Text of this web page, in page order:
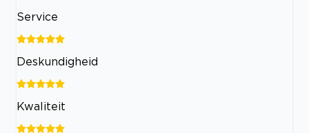
Service
Deskundigheid
Kwaliteit